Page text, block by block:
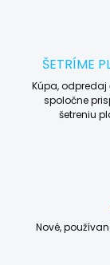
ŠETRÍME
Kúpa,
spoločne
šetreniu
Nové,